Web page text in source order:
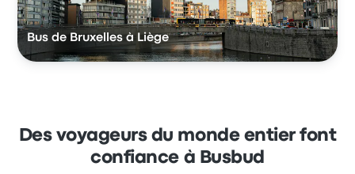
Bus de Bruxelles à Liège
Des voyageurs du monde entier font
confiance à Busbud